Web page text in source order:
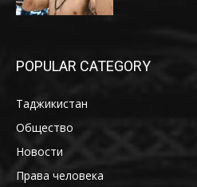
POPULAR CATEGORY
Таджикистан
Общество
Новости
Права человека